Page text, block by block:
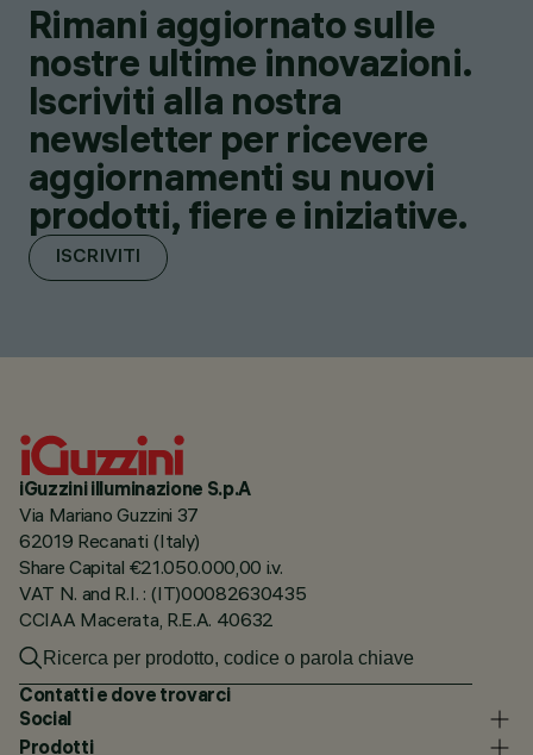
Rimani aggiornato sulle
nostre ultime innovazioni.
Iscriviti alla nostra
newsletter per ricevere
aggiornamenti su nuovi
prodotti, fiere e iniziative.
ISCRIVITI
iGuzzini illuminazione S.p.A
Via Mariano Guzzini 37
62019 Recanati (Italy)
Share Capital €21.050.000,00 i.v.
VAT N. and R.I. : (IT)00082630435
CCIAA Macerata, R.E.A. 40632
Contatti e dove trovarci
Social
Prodotti